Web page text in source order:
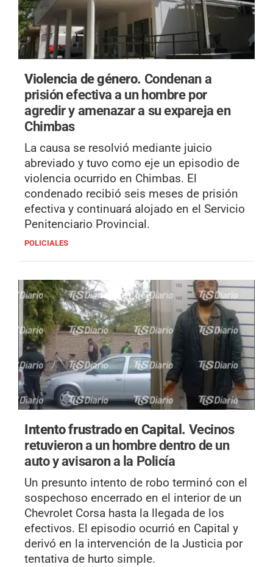
Violencia de género. Condenan a
prisión efectiva a un hombre por
agredir y amenazar a su expareja en
Chimbas
La causa se resolvió mediante juicio
abreviado y tuvo como eje un episodio de
violencia ocurrido en Chimbas. El
condenado recibió seis meses de prisión
efectiva y continuará alojado en el Servicio
Penitenciario Provincial.
POLICIALES
Intento frustrado en Capital. Vecinos
retuvieron a un hombre dentro de un
auto y avisaron a la Policía
Un presunto intento de robo terminó con el
sospechoso encerrado en el interior de un
Chevrolet Corsa hasta la llegada de los
efectivos. El episodio ocurrió en Capital y
derivó en la intervención de la Justicia por
tentativa de hurto simple.